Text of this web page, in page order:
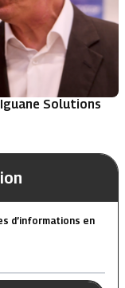
Solutions
d’informations en